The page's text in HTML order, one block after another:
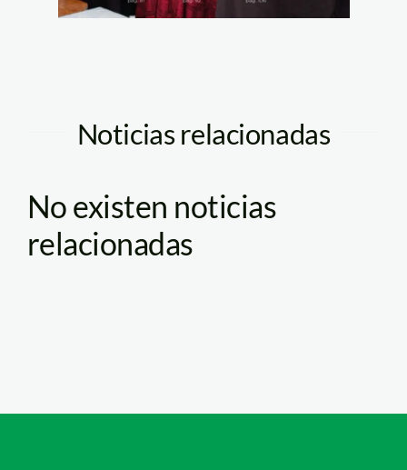
Noticias relacionadas
No existen noticias
relacionadas